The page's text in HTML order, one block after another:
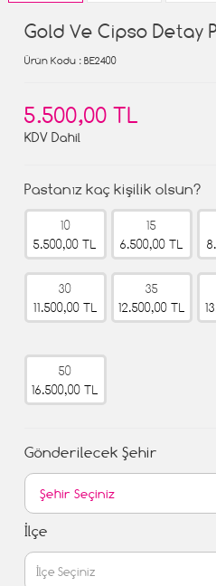
Gold Ve Cipso Detay
Ürün Kodu : BE2400
5.500,00 TL
KDV Dahil
Pastanız kaç kişilik olsun?
10
5.500,00 TL
15
6.500,00 TL
30
11.500,00 TL
35
12.500,00 TL
50
16.500,00 TL
Gönderilecek Şehir
İlçe